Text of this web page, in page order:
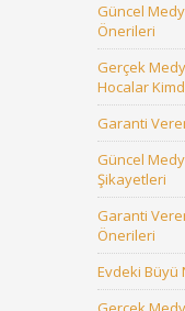
Güncel
Önerileri
Gerçek
Hocalar
Garanti
Güncel
Şikayetleri
Garanti
Önerileri
Evdeki Büyü